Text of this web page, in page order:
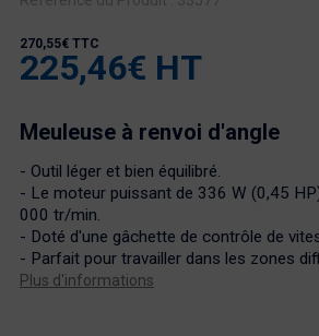
225,46€ HT
270,55€ TTC
Meuleuse à renvoi d'angle
- Outil léger et bien équilibré.
- Le moteur puissant de 336 W (0,45
000 tr/min.
- Doté d'une gâchette de contrôle de
- Parfait pour travailler dans les zones
Plus d'informations